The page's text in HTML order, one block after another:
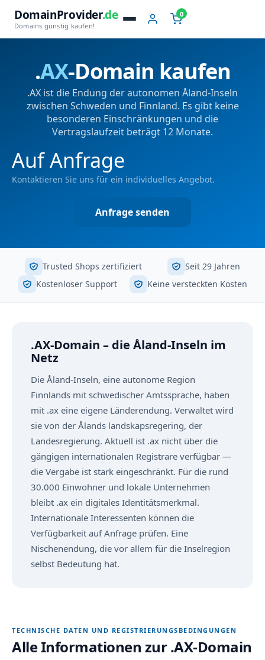
DomainProvider.de
Domains günstig kaufen!
0
.AX-Domain kaufen
.AX ist die Endung der autonomen Åland-Inseln
zwischen Schweden und Finnland. Es gibt keine
besonderen Einschränkungen und die
Vertragslaufzeit beträgt 12 Monate.
Auf Anfrage
Kontaktieren Sie uns für ein individuelles Angebot.
Anfrage senden
Trusted Shops zertifiziert
Seit 29 Jahren
Kostenloser Support
Keine versteckten Kosten
.AX-Domain – die Åland-Inseln im
Netz
Die Åland-Inseln, eine autonome Region
Finnlands mit schwedischer Amtssprache, haben
mit .ax eine eigene Länderendung. Verwaltet wird
sie von der Ålands landskapsregering, der
Landesregierung. Aktuell ist .ax nicht über die
gängigen internationalen Registrare verfügbar —
die Vergabe ist stark eingeschränkt. Für die rund
30.000 Einwohner und lokale Unternehmen
bleibt .ax ein digitales Identitätsmerkmal.
Internationale Interessenten können die
Verfügbarkeit auf Anfrage prüfen. Eine
Nischenendung, die vor allem für die Inselregion
selbst Bedeutung hat.
TECHNISCHE DATEN UND REGISTRIERUNGSBEDINGUNGEN
Alle Informationen zur .AX-Domain